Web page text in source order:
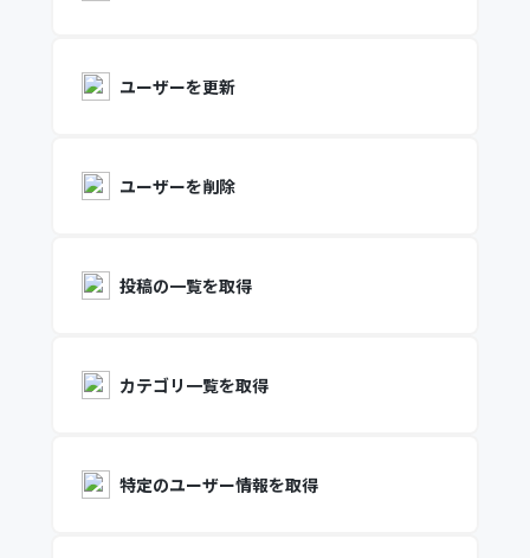
ユーザーを更新
ユーザーを削除
投稿の一覧を取得
カテゴリ一覧を取得
特定のユーザー情報を取得